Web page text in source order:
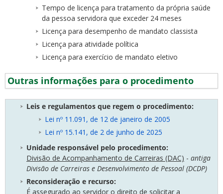
Tempo de licença para tratamento da própria saúde
da pessoa servidora que exceder 24 meses
Licença para desempenho de mandato classista
Licença para atividade política
Licença para exercício de mandato eletivo
Outras informações para o procedimento
Leis e regulamentos que regem o procedimento:
Lei nº 11.091, de 12 de janeiro de 2005
Lei nº 15.141, de 2 de junho de 2025
Unidade responsável pelo procedimento:
Divisão de Acompanhamento de Carreiras (DAC) - antiga
Divisão de Carreiras e Desenvolvimento de Pessoal (DCDP)
Reconsideração e recurso:
É assegurado ao servidor o direito de solicitar a